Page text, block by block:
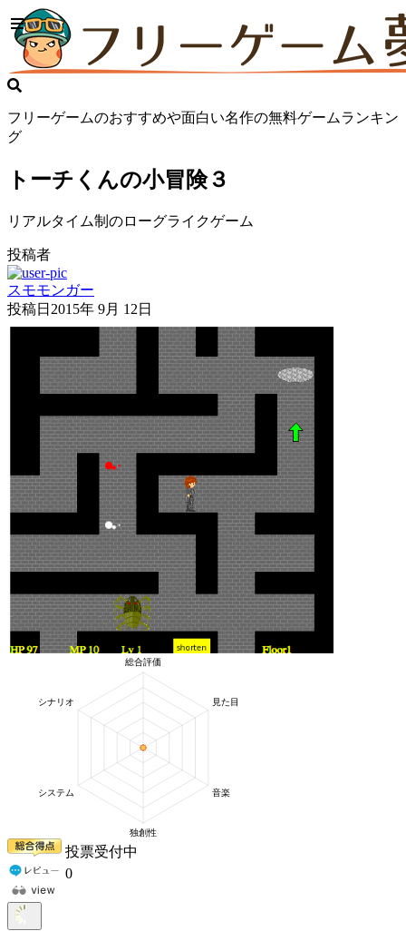
フリーゲームのおすすめや面白い名作の無料ゲームランキン
グ
トーチくんの小冒険３
リアルタイム制のローグライクゲーム
投稿者
スモモンガー
投稿日 2015年 9月 12日
投票受付中
0